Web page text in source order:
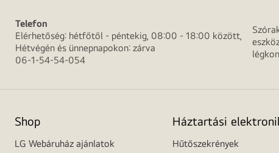
Telefon
Elérhetőség: hétfőtől - péntekig, 08:00 - 18:00 között,
Hétvégén és ünnepnapokon: zárva
06-1-54-54-054
Shop
LG Webáruház ajánlatok
Háztartási
Hűtőszekrények